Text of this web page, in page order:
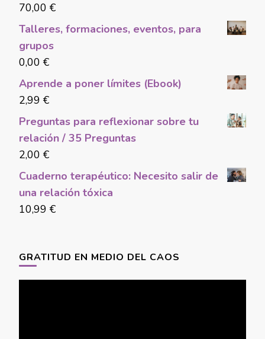
70,00 €
Talleres, formaciones, eventos, para
grupos
0,00 €
Aprende a poner límites (Ebook)
2,99 €
Preguntas para reflexionar sobre tu
relación / 35 Preguntas
2,00 €
Cuaderno terapéutico: Necesito salir de
una relación tóxica
10,99 €
GRATITUD EN MEDIO DEL CAOS